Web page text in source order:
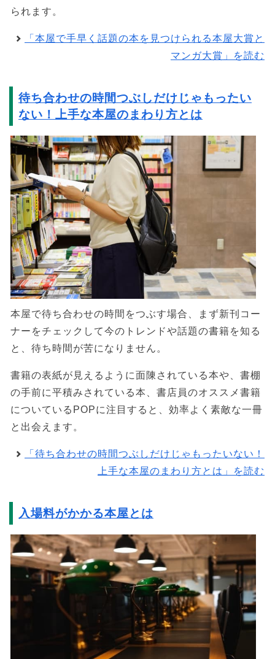
られます。
「本屋で手早く話題の本を見つけられる本屋大賞と
マンガ大賞」を読む
待ち合わせの時間つぶしだけじゃもったい
ない！上手な本屋のまわり方とは
本屋で待ち合わせの時間をつぶす場合、まず新刊コー
ナーをチェックして今のトレンドや話題の書籍を知る
と、待ち時間が苦になりません。
書籍の表紙が見えるように面陳されている本や、書棚
の手前に平積みされている本、書店員のオススメ書籍
についているPOPに注目すると、効率よく素敵な一冊
と出会えます。
「待ち合わせの時間つぶしだけじゃもったいない！
上手な本屋のまわり方とは」を読む
入場料がかかる本屋とは